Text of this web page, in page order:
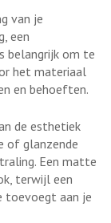
van je
een
belangrijk om te
het materiaal
en behoeften.
de esthetiek
of glanzende
Een matte
terwijl een
toevoegt aan je